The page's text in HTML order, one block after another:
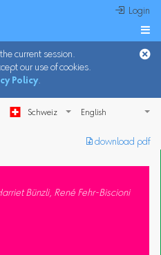
 Login

current session.
our use of cookies.
Policy.
Schweiz
︎ download pdf
Bünzli, René Fehr-Biscioni